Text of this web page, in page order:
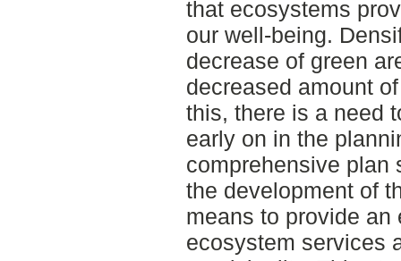
that ecosystems
our well-being.
decrease of green
decreased amount
this, there is a need
early on in the
comprehensive plan
the development of
means to provide
ecosystem services